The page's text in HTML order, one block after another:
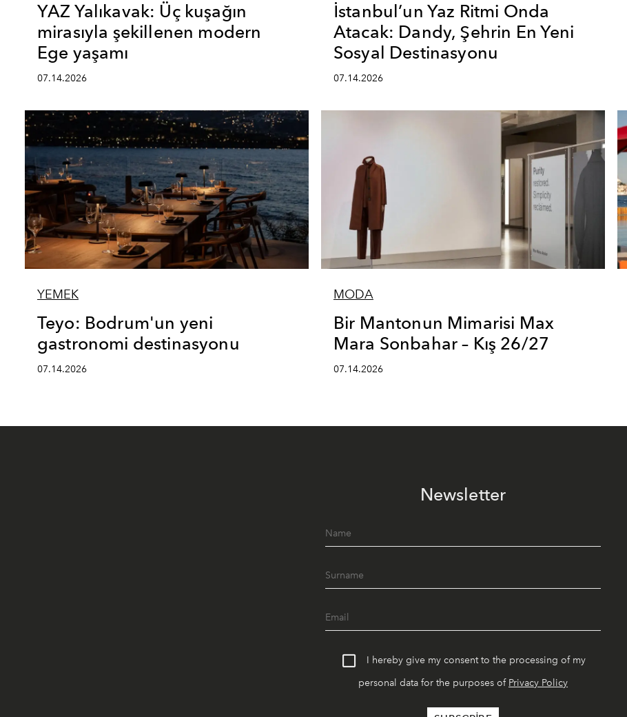
YAZ Yalıkavak: Üç kuşağın
mirasıyla şekillenen modern
Ege yaşamı
07.14.2026
İstanbul’un Yaz Ritmi Onda
Atacak: Dandy, Şehrin En Yeni
Sosyal Destinasyonu
07.14.2026
YEMEK
Teyo: Bodrum'un yeni
gastronomi destinasyonu
07.14.2026
MODA
Bir Mantonun Mimarisi Max
Mara Sonbahar – Kış 26/27
07.14.2026
Newsletter
I hereby give my consent to the processing of my
personal data for the purposes of Privacy Policy